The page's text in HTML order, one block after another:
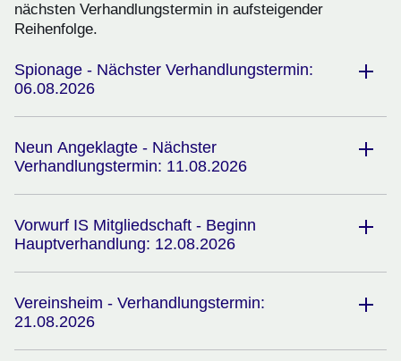
nächsten Verhandlungstermin in aufsteigender
Reihenfolge.
Spionage - Nächster Verhandlungstermin:
06.08.2026
Neun Angeklagte - Nächster
Verhandlungstermin: 11.08.2026
Vorwurf IS Mitgliedschaft - Beginn
Hauptverhandlung: 12.08.2026
Vereinsheim - Verhandlungstermin:
21.08.2026